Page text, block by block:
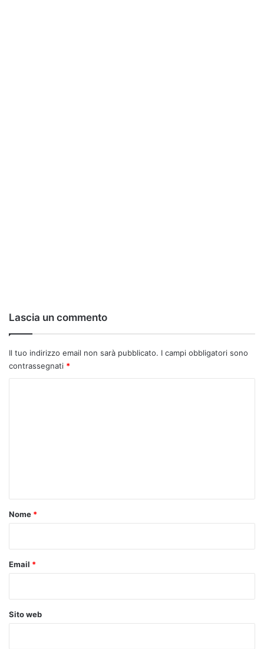
Lascia un commento
Il tuo indirizzo email non sarà pubblicato. I campi obbligatori sono
contrassegnati *
o
Nome *
Email *
Sito web